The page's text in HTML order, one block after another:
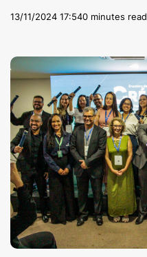
13/11/2024 17:540 minutes read